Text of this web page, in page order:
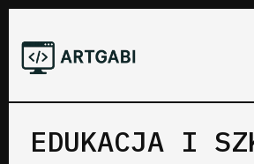
EDUKACJA I